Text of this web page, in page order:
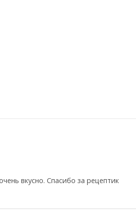
вкусно. Спасибо за рецептик